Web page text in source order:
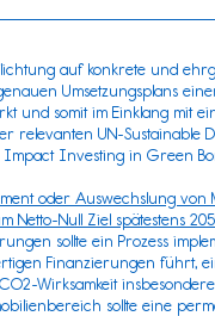
auf konkrete und
Umsetzungsplans
und somit im Einklang mit
relevanten UN-Sustainable
Impact Investing in Green
oder Auswechslung von
Netto-Null Ziel spätestens
sollte ein Prozess
Finanzierungen führt,
Wirksamkeit
sollte eine